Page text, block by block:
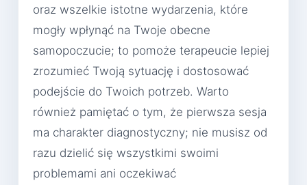
oraz wszelkie istotne wydarzenia, które
mogły wpłynąć na Twoje obecne
samopoczucie; to pomoże terapeucie lepiej
zrozumieć Twoją sytuację i dostosować
podejście do Twoich potrzeb. Warto
również pamiętać o tym, że pierwsza sesja
ma charakter diagnostyczny; nie musisz od
razu dzielić się wszystkimi swoimi
problemami ani oczekiwać